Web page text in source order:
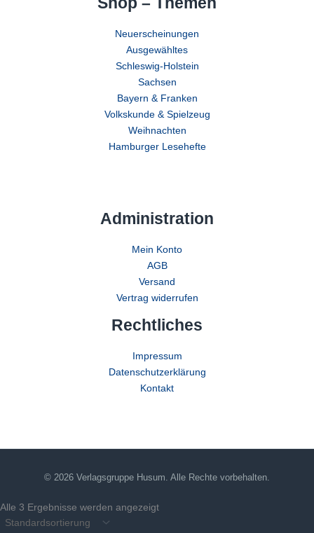
Alle 3 Ergebnisse werden angezeigt
Neuerscheinungen
Ausgewähltes
Schleswig-Holstein
Sachsen
Bayern & Franken
Volkskunde & Spielzeug
Weihnachten
Hamburger Lesehefte
Administration
Mein Konto
AGB
Versand
Vertrag widerrufen
Rechtliches
Impressum
Datenschutzerklärung
Kontakt
© 2026 Verlagsgruppe Husum. Alle Rechte vorbehalten.